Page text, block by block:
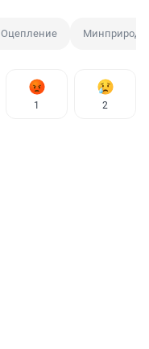
Оцепление Минприроды
1 2